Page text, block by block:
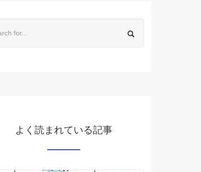
よく読まれている記事